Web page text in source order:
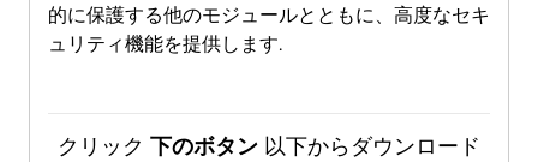
的に保護する他のモジュールとともに、高度なセキ
ュリティ機能を提供します.
クリック 下のボタン以下からダウンロード